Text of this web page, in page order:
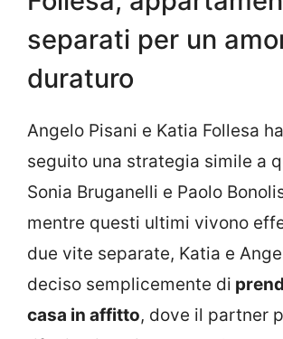
separati per un
duraturo
Angelo Pisani e Katia Follesa
seguito una strategia simile a
Sonia Bruganelli e Paolo
mentre questi ultimi vivono
due vite separate, Katia e
deciso semplicemente di
casa in affitto, dove il partner